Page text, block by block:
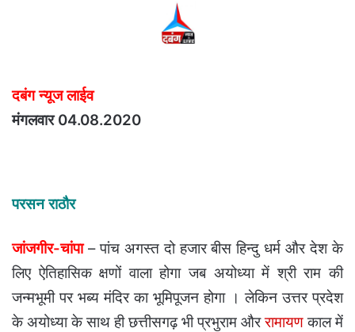
दबंग न्यूज लाईव
मंगलवार 04.08.2020
परसन राठौर
जांजगीर-चांपा– पांच अगस्त दो हजार बीस हिन्दु धर्म और देश के
लिए ऐतिहासिक क्षणों वाला होगा जब अयोध्या में श्री राम की
जन्मभूमी पर भब्य मंदिर का भूमिपूजन होगा । लेकिन उत्तर प्रदेश
के अयोध्या के साथ ही छत्तीसगढ़ भी प्रभुराम औररामायणकाल में